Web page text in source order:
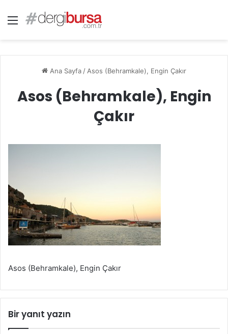
Menü
Ana Sayfa / Asos (Behramkale), Engin Çakır
Asos (Behramkale), Engin
Çakır
Asos (Behramkale), Engin Çakır
Bir yanıt yazın